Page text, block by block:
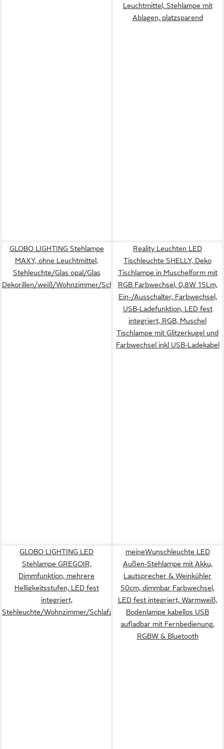
Leuchtmittel, Stehlampe mit
Ablagen, platzsparend
GLOBO LIGHTING Stehlampe
MAXY, ohne Leuchtmittel,
Stehleuchte/Glas opal/Glas
Dekorillen/weiß/Wohnzimmer/Schlafzimmer
Reality Leuchten LED
Tischleuchte SHELLY, Deko
Tischlampe in Muschelform mit
RGB Farbwechsel, 0,8W 15Lm,
Ein-/Ausschalter, Farbwechsel,
USB-Ladefunktion, LED fest
integriert, RGB, Muschel
Tischlampe mit Glitzerkugel und
Farbwechsel inkl USB-Ladekabel
GLOBO LIGHTING LED
Stehlampe GREGOIR,
Dimmfunktion, mehrere
Helligkeitsstufen, LED fest
integriert,
Stehleuchte/Wohnzimmer/Schlafzimmer/Flur
meineWunschleuchte LED
Außen-Stehlampe mit Akku,
Lautsprecher & Weinkühler
50cm, dimmbar Farbwechsel,
LED fest integriert, Warmweiß,
Bodenlampe kabellos USB
aufladbar mit Fernbedienung,
RGBW & Bluetooth